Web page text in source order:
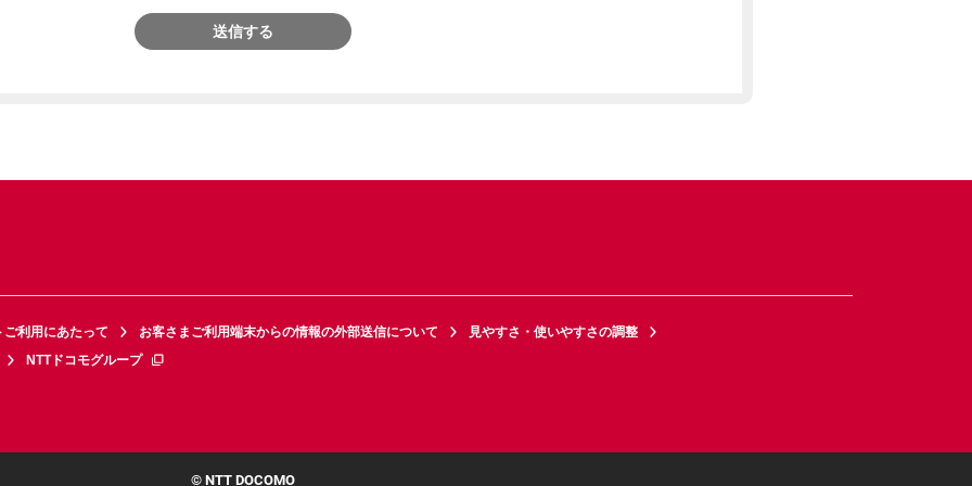
送信する
ご利用にあたって お客さまご利用端末からの情報の外部送信について
見やすさ・使いやすさの調整
NTTドコモグループ
© NTT DOCOMO